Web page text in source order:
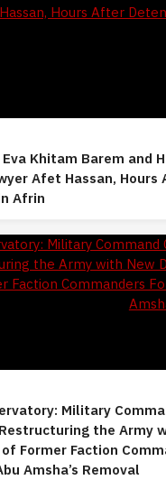
Khitam Barem and
Afet Hassan, Hours
Afrin
Military
the Army
Former Faction
Amsha’s Removal